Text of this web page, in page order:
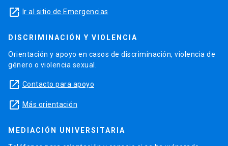
launch Ir al sitio de Emergencias
DISCRIMINACIÓN Y VIOLENCIA
Orientación y apoyo en casos de discriminación, violencia de
género o violencia sexual.
launch Contacto para apoyo
launch Más orientación
MEDIACIÓN UNIVERSITARIA